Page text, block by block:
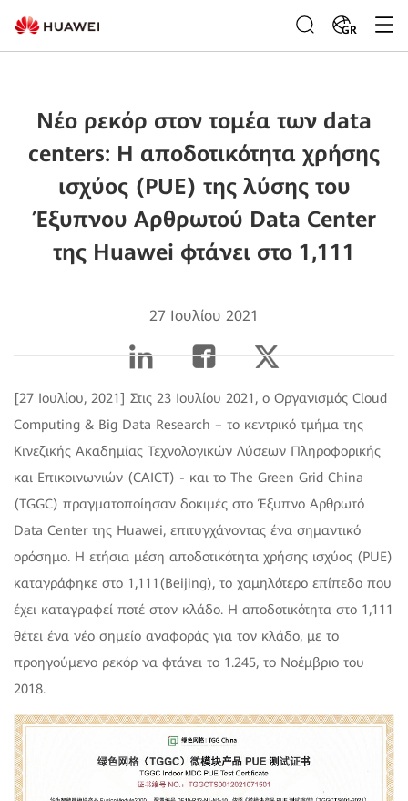
GR
Νέο ρεκόρ στον τομέα των data
centers: Η αποδοτικότητα χρήσης
ισχύος (PUE) της λύσης του
Έξυπνου Αρθρωτού Data Center
της Huawei φτάνει στο 1,111
27 Ιουλίου 2021
[27 Ιουλίου, 2021] Στις 23 Ιουλίου 2021, ο Οργανισμός Cloud
Computing & Big Data Research – το κεντρικό τμήμα της
Κινεζικής Ακαδημίας Τεχνολογικών Λύσεων Πληροφορικής
και Επικοινωνιών (CAICT) - και το The Green Grid China
(TGGC) πραγματοποίησαν δοκιμές στο Έξυπνο Αρθρωτό
Data Center της Huawei, επιτυγχάνοντας ένα σημαντικό
ορόσημο. Η ετήσια μέση αποδοτικότητα χρήσης ισχύος (PUE)
καταγράφηκε στο 1,111(Beijing), το χαμηλότερο επίπεδο που
έχει καταγραφεί ποτέ στον κλάδο. Η αποδοτικότητα στο 1,111
θέτει ένα νέο σημείο αναφοράς για τον κλάδο, με το
προηγούμενο ρεκόρ να φτάνει το 1.245, το Νοέμβριο του
2018.